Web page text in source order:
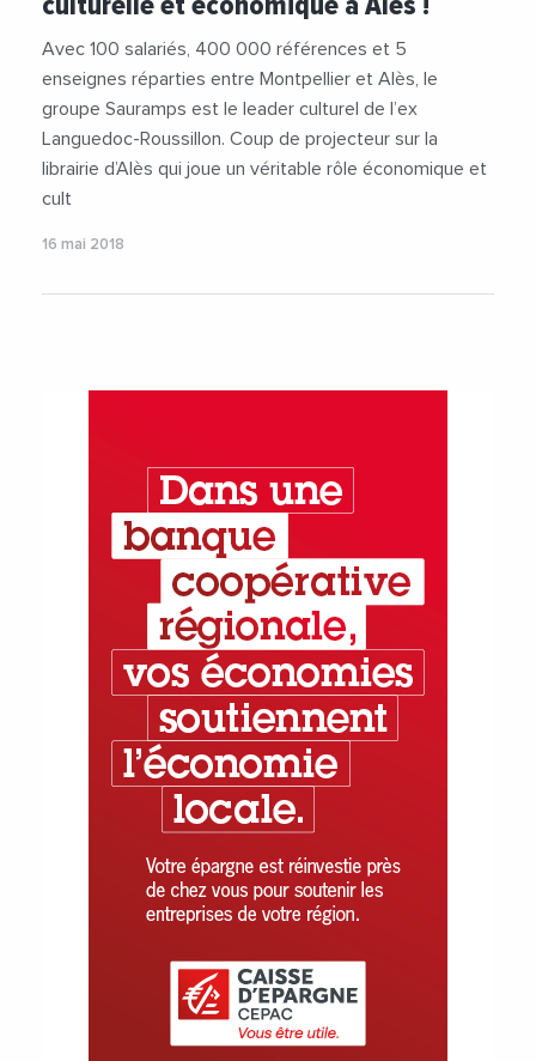
Avec 100 salariés, 400 000 références et 5
enseignes réparties entre Montpellier et Alès, le
groupe Sauramps est le leader culturel de l’ex
Languedoc-Roussillon. Coup de projecteur sur la
librairie d’Alès qui joue un véritable rôle économique et
cult
16 mai 2018